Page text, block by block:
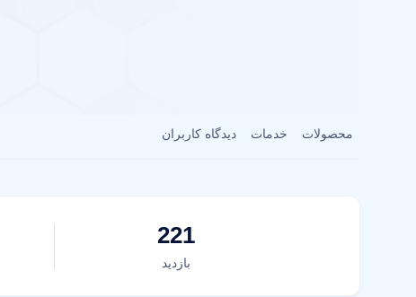
محصولات خدمات دیدگاه کاربران
221
بازدید